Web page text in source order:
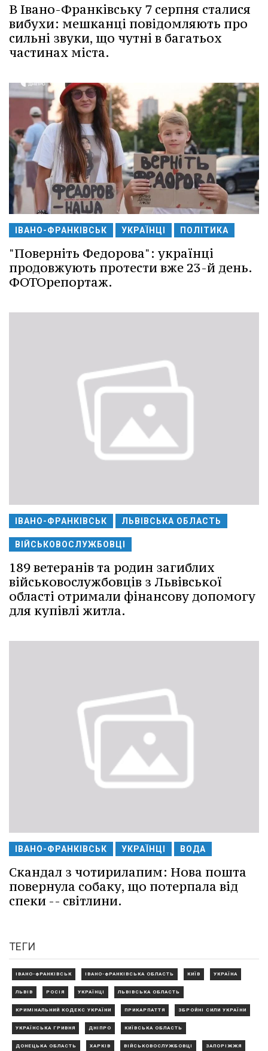
В Івано-Франківську 7 серпня сталися
вибухи: мешканці повідомляють про
сильні звуки, що чутні в багатьох
частинах міста.
ІВАНО-ФРАНКІВСЬК УКРАЇНЦІ ПОЛІТИКА
"Поверніть Федорова": українці
продовжують протести вже 23-й день.
ФОТОрепортаж.
ІВАНО-ФРАНКІВСЬК ЛЬВІВСЬКА ОБЛАСТЬ
ВІЙСЬКОВОСЛУЖБОВЦІ
189 ветеранів та родин загиблих
військовослужбовців з Львівської
області отримали фінансову допомогу
для купівлі житла.
ІВАНО-ФРАНКІВСЬК УКРАЇНЦІ ВОДА
Скандал з чотирилапим: Нова пошта
повернула собаку, що потерпала від
спеки -- світлини.
ТЕГИ
ІВАНО-ФРАНКІВСЬК ІВАНО-ФРАНКІВСЬКА ОБЛАСТЬ КИЇВ УКРАЇНА
ЛЬВІВ РОСІЯ УКРАЇНЦІ ЛЬВІВСЬКА ОБЛАСТЬ
КРИМІНАЛЬНИЙ КОДЕКС УКРАЇНИ ПРИКАРПАТТЯ ЗБРОЙНІ СИЛИ УКРАЇНИ
УКРАЇНСЬКА ГРИВНЯ ДНІПРО КИЇВСЬКА ОБЛАСТЬ
ДОНЕЦЬКА ОБЛАСТЬ ХАРКІВ ВІЙСЬКОВОСЛУЖБОВЦІ ЗАПОРІЖЖЯ